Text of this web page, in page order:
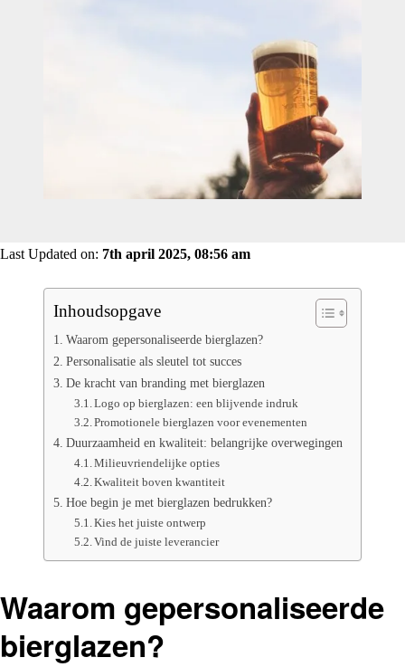
Last Updated on: 7th april 2025, 08:56 am
Inhoudsopgave
Waarom gepersonaliseerde bierglazen?
Personalisatie als sleutel tot succes
De kracht van branding met bierglazen
Logo op bierglazen: een blijvende indruk
Promotionele bierglazen voor evenementen
Duurzaamheid en kwaliteit: belangrijke overwegingen
Milieuvriendelijke opties
Kwaliteit boven kwantiteit
Hoe begin je met bierglazen bedrukken?
Kies het juiste ontwerp
Vind de juiste leverancier
Waarom gepersonaliseerde
bierglazen?